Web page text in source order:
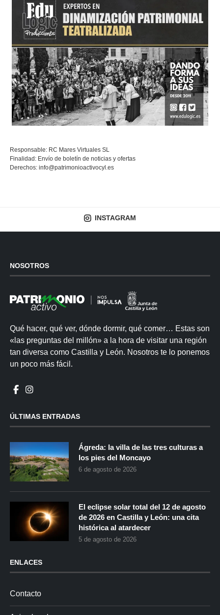
Responsable: RC Mares Virtuales SL
Finalidad: Envío de boletín de noticias y ofertas
Derechos: info@patrimonioactivocyl.es
INSTAGRAM
NOSOTROS
Qué hacer, qué ver, dónde dormir, qué comer… Estas son
«las preguntas del millón» a la hora de visitar una región
tan diversa como Castilla y León. Nosotros te lo ponemos
un poco más fácil.
ÚLTIMAS ENTRADAS
Ágreda: la villa de las tres culturas a
los pies del Moncayo
6 de agosto de 2026
El eclipse solar total del 12 de agosto
de 2026 en Castilla y León: una cita
histórica al atardecer
5 de agosto de 2026
ENLACES
Contacto